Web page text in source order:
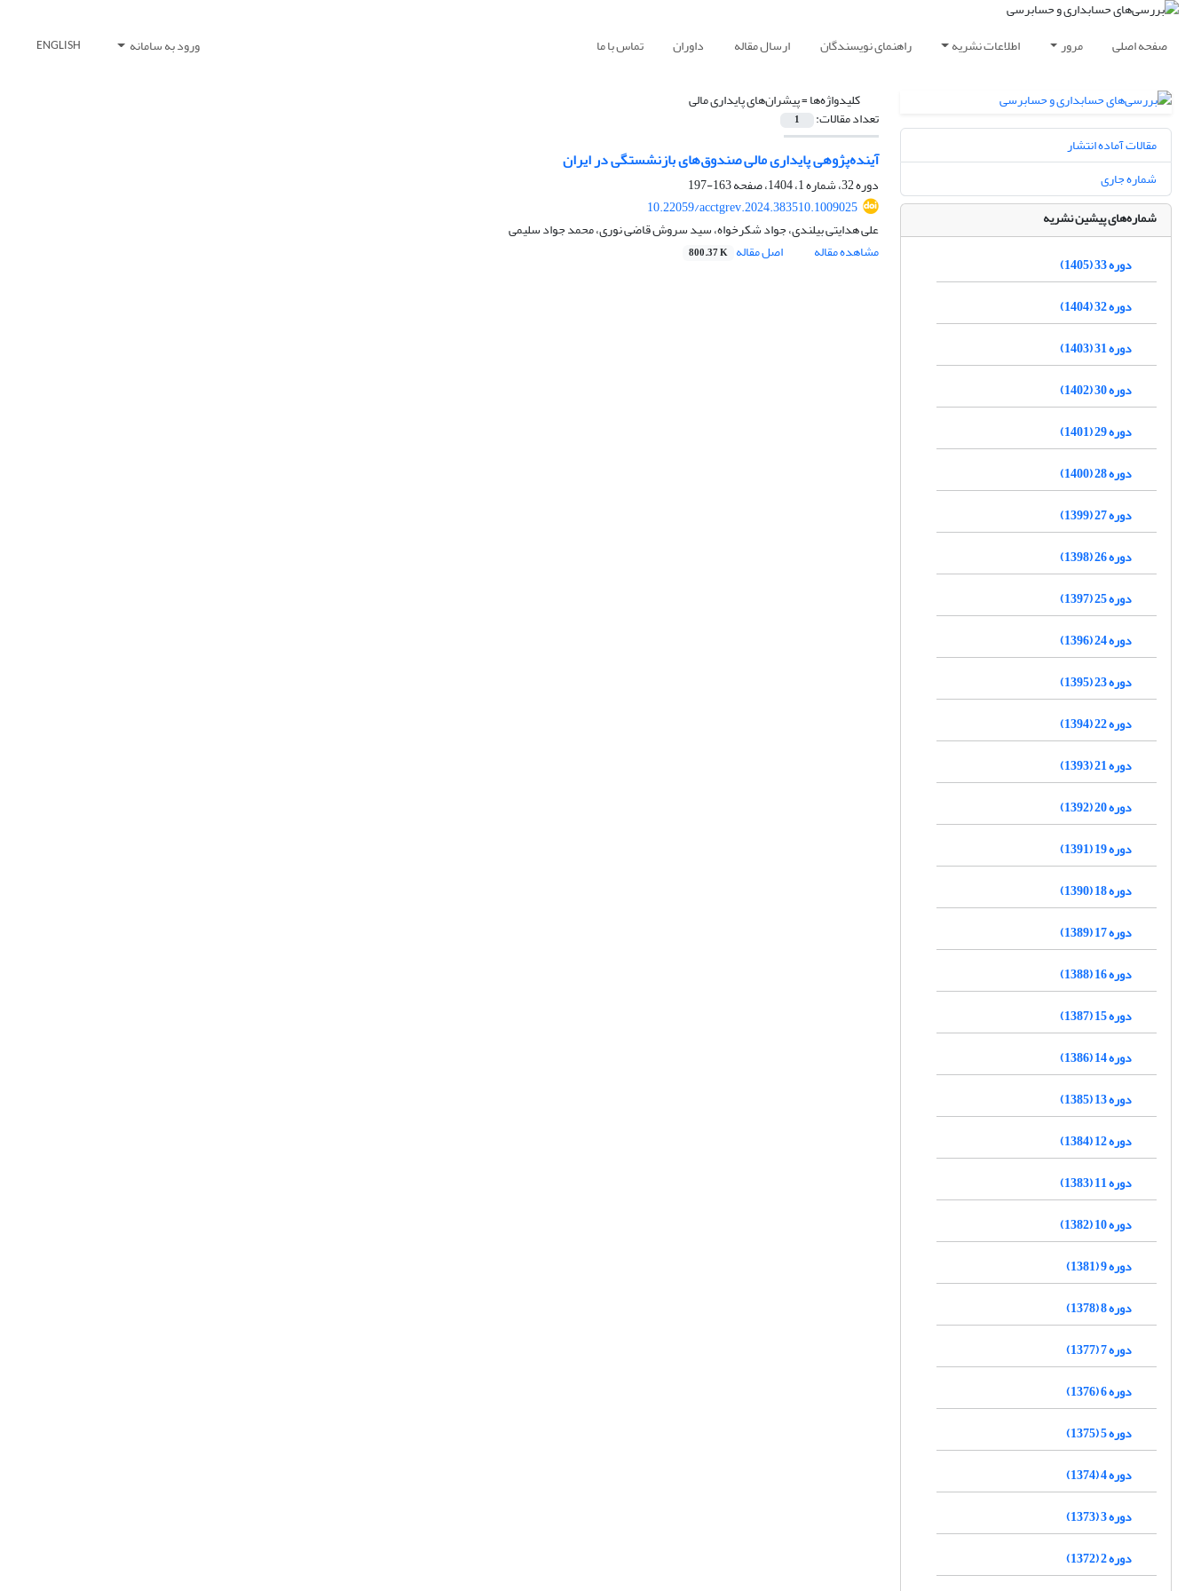
صفحه اصلی مرور اطلاعات نشریه راهنمای نویسندگان ارسال مقاله داوران تماس با ما ورود به سامانه ENGLISH
کلیدواژه‌ها =پیشران‌های پایداری مالی
تعداد مقالات: 1
آینده‌پژوهی پایداری مالی صندوق‌های بازنشستگی در ایران
دوره 32، شماره 1، 1404، صفحه
163-197
10.22059/acctgrev.2024.383510.1009025
علی هدایتی بیلندی، جواد شکرخواه، سید سروش قاضی نوری، محمد جواد سلیمی
مشاهده مقاله
اصل مقاله 800.37 K
مقالات آماده انتشار
شماره جاری
شماره‌های پیشین نشریه
دوره 33 (1405)
دوره 32 (1404)
دوره 31 (1403)
دوره 30 (1402)
دوره 29 (1401)
دوره 28 (1400)
دوره 27 (1399)
دوره 26 (1398)
دوره 25 (1397)
دوره 24 (1396)
دوره 23 (1395)
دوره 22 (1394)
دوره 21 (1393)
دوره 20 (1392)
دوره 19 (1391)
دوره 18 (1390)
دوره 17 (1389)
دوره 16 (1388)
دوره 15 (1387)
دوره 14 (1386)
دوره 13 (1385)
دوره 12 (1384)
دوره 11 (1383)
دوره 10 (1382)
دوره 9 (1381)
دوره 8 (1378)
دوره 7 (1377)
دوره 6 (1376)
دوره 5 (1375)
دوره 4 (1374)
دوره 3 (1373)
دوره 2 (1372)